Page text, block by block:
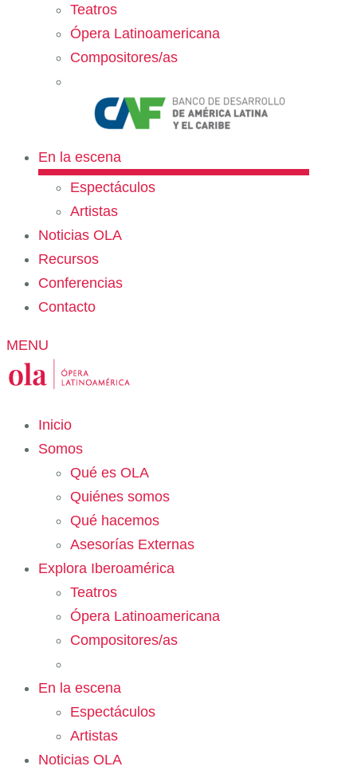
Teatros
Ópera Latinoamericana
Compositores/as
En la escena
Espectáculos
Artistas
Noticias OLA
Recursos
Conferencias
Contacto
MENU
Inicio
Somos
Qué es OLA
Quiénes somos
Qué hacemos
Asesorías Externas
Explora Iberoamérica
Teatros
Ópera Latinoamericana
Compositores/as
En la escena
Espectáculos
Artistas
Noticias OLA